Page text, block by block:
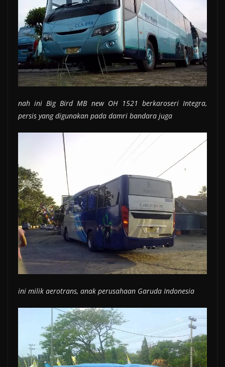
nah ini Big Bird MB new OH 1521 berkaroseri Integra,
persis yang digunakan pada damri bandara juga
ini milik aerotrans, anak perusahaan Garuda Indonesia